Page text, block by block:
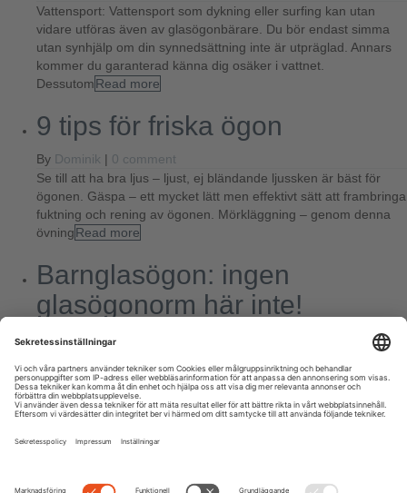
Vattensport: Vattensport som dykning eller surfing kan utan
vidare utföras även av glasögonbärare. Du bör endast simma
utan synhjälp om din synnedsättning inte är utpräglad. Annars
kommer du garanterad känna dig osäker i vattnet.
DessutomRead more
9 tips för friska ögon
By Dominik | 0 comment
Se till att ha bra ljus – ljust, ej bländande ljussken är bäst för
ögonen. Gäspa – ett mycket lätt men effektivt sätt att frambringa
fuktning och rening av ögonen. Mörkläggning – genom denna
övningRead more
Barnglasögon: ingen
glasögonorm här inte!
ByDominik|0 comment
barn synhjälp. Turligt nog har barnglasögon idag lämnat
glasögonorm-imagen bakom sig och ser istället riktigt coola ut.
Tiderna då barn blev hånade för glasögon hörRead more
NextPrevious